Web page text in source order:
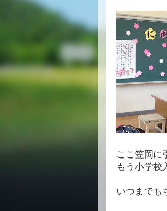
ここ笠岡に
もう小学校
いつまでも